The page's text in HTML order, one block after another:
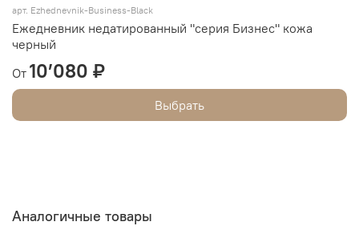
арт. Ezhednevnik-Business-Black
Ежедневник недатированный "серия Бизнес" кожа
черный
От 10’080 ₽
Выбрать
Аналогичные товары